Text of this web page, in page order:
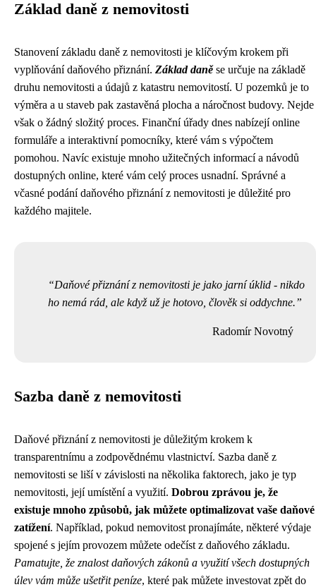
Základ daně z nemovitosti
Stanovení základu daně z nemovitosti je klíčovým krokem při
vyplňování daňového přiznání. Základ daněse určuje na základě
druhu nemovitosti a údajů z katastru nemovitostí. U pozemků je to
výměra a u staveb pak zastavěná plocha a náročnost budovy. Nejde
však o žádný složitý proces. Finanční úřady dnes nabízejí online
formuláře a interaktivní pomocníky, které vám s výpočtem
pomohou. Navíc existuje mnoho užitečných informací a návodů
dostupných online, které vám celý proces usnadní. Správné a
včasné podání daňového přiznání z nemovitosti je důležité pro
každého majitele.
Daňové přiznání z nemovitosti je jako jarní úklid - nikdo
ho nemá rád, ale když už je hotovo, člověk si oddychne.
Radomír Novotný
Sazba daně z nemovitosti
Daňové přiznání z nemovitosti je důležitým krokem k
transparentnímu a zodpovědnému vlastnictví. Sazba daně z
nemovitosti se liší v závislosti na několika faktorech, jako je typ
nemovitosti, její umístění a využití. Dobrou zprávou je, že
existuje mnoho způsobů, jak můžete optimalizovat vaše daňové
zatížení. Například, pokud nemovitost pronajímáte, některé výdaje
spojené s jejím provozem můžete odečíst z daňového základu.
Pamatujte, že znalost daňových zákonů a využití všech dostupných
úlev vám může ušetřit peníze, které pak můžete investovat zpět do